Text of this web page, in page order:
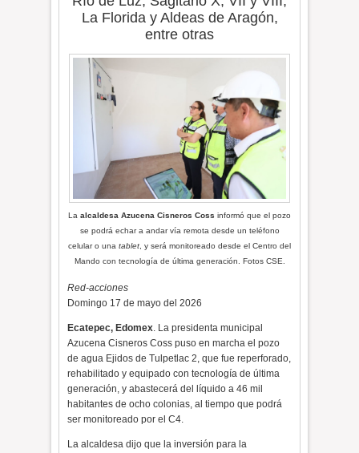
La Florida y Aldeas de Aragón,
entre otras
La alcaldesa Azucena Cisneros Coss informó que el pozo
se podrá echar a andar vía remota desde un teléfono
celular o una tablet , y será monitoreado desde el Centro del
Mando con tecnología de última generación. Fotos CSE.
Red-acciones
Domingo 17 de mayo del 2026
Ecatepec, Edomex. La presidenta municipal
Azucena Cisneros Coss puso en marcha el pozo
de agua Ejidos de Tulpetlac 2, que fue reperforado,
rehabilitado y equipado con tecnología de última
generación, y abastecerá del líquido a 46 mil
habitantes de ocho colonias, al tiempo que podrá
ser monitoreado por el C4.
La alcaldesa dijo que la inversión para la